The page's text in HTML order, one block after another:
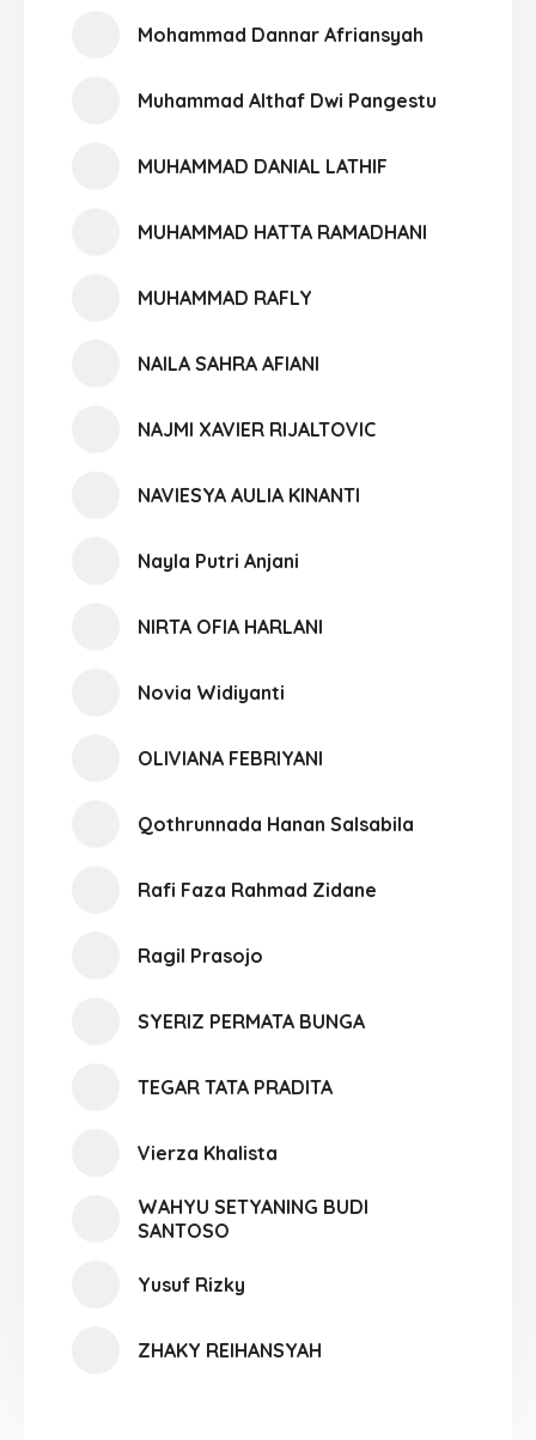
Mohammad Dannar Afriansyah
Muhammad Althaf Dwi Pangestu
MUHAMMAD DANIAL LATHIF
MUHAMMAD HATTA RAMADHANI
MUHAMMAD RAFLY
NAILA SAHRA AFIANI
NAJMI XAVIER RIJALTOVIC
NAVIESYA AULIA KINANTI
Nayla Putri Anjani
NIRTA OFIA HARLANI
Novia Widiyanti
OLIVIANA FEBRIYANI
Qothrunnada Hanan Salsabila
Rafi Faza Rahmad Zidane
Ragil Prasojo
SYERIZ PERMATA BUNGA
TEGAR TATA PRADITA
Vierza Khalista
WAHYU SETYANING BUDI
SANTOSO
Yusuf Rizky
ZHAKY REIHANSYAH